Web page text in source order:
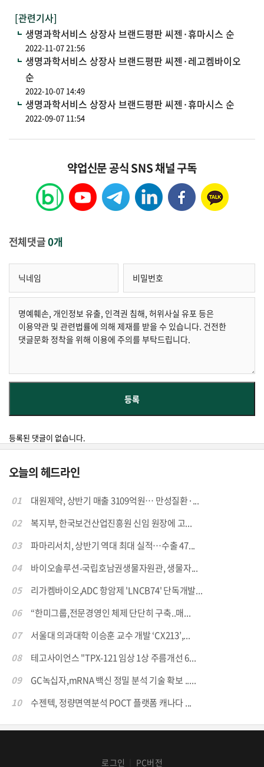
[관련기사]
생명과학서비스 상장사 브랜드평판 씨젠·휴마시스 순
2022-11-07 21:56
생명과학서비스 상장사 브랜드평판 씨젠·레고켐바이오
순
2022-10-07 14:49
생명과학서비스 상장사 브랜드평판 씨젠·휴마시스 순
2022-09-07 11:54
약업신문 공식 SNS 채널 구독
전체댓글0개
등록된 댓글이 없습니다.
오늘의 헤드라인
01
대원제약, 상반기 매출 3109억원… 만성질환·...
02
복지부, 한국보건산업진흥원 신임 원장에 고...
03
파마리서치, 상반기 역대 최대 실적…수출 47...
04
바이오솔루션-국립호남권생물자원관, 생물자...
05
리가켐바이오,ADC 항암제 'LNCB74' 단독개발...
06
“한미그룹,전문경영인 체제 단단히 구축..매...
07
서울대 의과대학 이승훈 교수 개발 ‘CX213’,...
08
테고사이언스 "TPX-121 임상 1상 주름개선 6...
09
GC녹십자,mRNA 백신 정밀 분석 기술 확보 .....
10
수젠텍, 정량면역분석 POCT 플랫폼 캐나다 ...
로그인 PC버전